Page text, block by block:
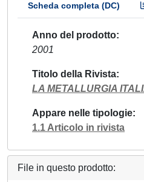
Scheda completa (DC)
Anno del prodotto
2001
Titolo della Rivista
LA METALLURGIA
Appare nelle tipologie
1.1 Articolo in rivista
File in questo prodotto: